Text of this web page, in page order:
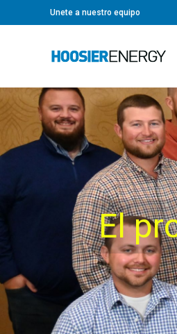
Unete a nuestro equipo
El